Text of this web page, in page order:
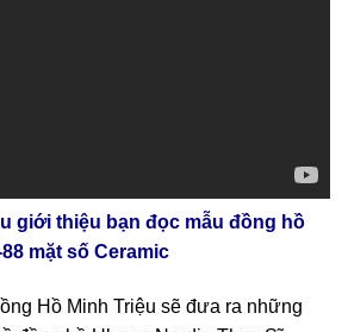
giới thiệu bạn đọc mẫu đồng hồ
mặt số Ceramic
Hồ Minh Triệu sẽ đưa ra những